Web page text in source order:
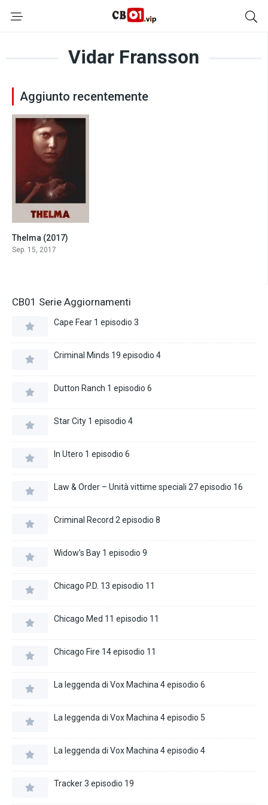
Vidar Fransson
Aggiunto recentemente
Thelma (2017)
Sep. 15, 2017
CB01 Serie Aggiornamenti
Cape Fear 1 episodio 3
Criminal Minds 19 episodio 4
Dutton Ranch 1 episodio 6
Star City 1 episodio 4
In Utero 1 episodio 6
Law & Order – Unità vittime speciali 27 episodio 16
Criminal Record 2 episodio 8
Widow’s Bay 1 episodio 9
Chicago P.D. 13 episodio 11
Chicago Med 11 episodio 11
Chicago Fire 14 episodio 11
La leggenda di Vox Machina 4 episodio 6
La leggenda di Vox Machina 4 episodio 5
La leggenda di Vox Machina 4 episodio 4
Tracker 3 episodio 19